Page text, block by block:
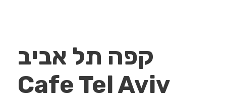
קפה תל אביב
Cafe Tel Aviv